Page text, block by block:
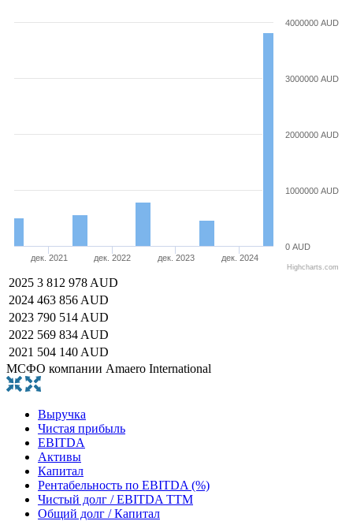
дек. 2021 дек. 2022 дек. 2023 дек. 2024
0 AUD
1000000 AUD
2000000 AUD
3000000 AUD
4000000 AUD
Highcharts.com
2025 3 812 978 AUD
2024 463 856 AUD
2023 790 514 AUD
2022 569 834 AUD
2021 504 140 AUD
МСФО компании Amaero International
Выручка
Чистая прибыль
EBITDA
Активы
Капитал
Рентабельность по EBITDA (%)
Чистый долг / EBITDA TTM
Общий долг / Капитал